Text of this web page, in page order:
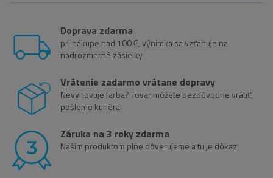
Doprava zdarma
pri nákupe nad 100 €, výnimka sa vzťahuje na
nadrozmerné zásielky
Vrátenie zadarmo vrátane dopravy
Nevyhovuje farba? Tovar môžete bezdôvodne vrátiť,
pošleme kuriéra
Záruka na 3 roky zdarma
Našim produktom plne dôverujeme a tu je dôkaz